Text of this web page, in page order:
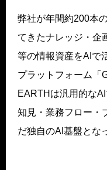
弊社が年間約200本
てきたナレッジ・企
等の情報資産をAIで
プラットフォーム「
EARTHは汎用的な
知見・業務フロー・
だ独自のAI基盤とな